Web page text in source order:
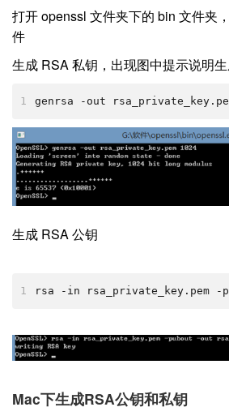
打开 openssl 文件夹下的 bin 文件夹
件
生成 RSA 私钥，出现图中提示说明
1 genrsa -out
​​生成 RSA 公钥
1 rsa -in rsa_private_key.pem -
Mac下生成RSA公钥和私钥